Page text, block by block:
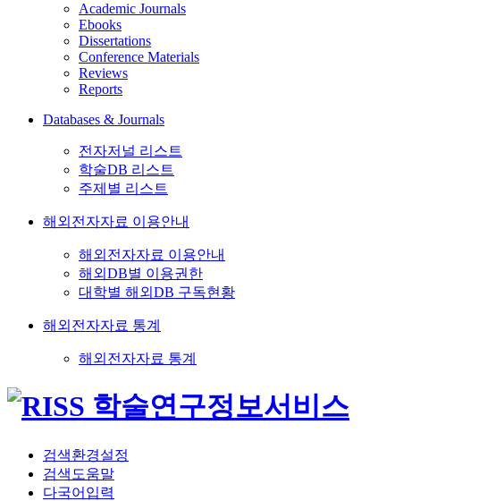
Academic Journals
Ebooks
Dissertations
Conference Materials
Reviews
Reports
Databases & Journals
전자저널 리스트
학술DB 리스트
주제별 리스트
해외전자자료 이용안내
해외전자자료 이용안내
해외DB별 이용권한
대학별 해외DB 구독현황
해외전자자료 통계
해외전자자료 통계
검색환경설정
검색도움말
다국어입력